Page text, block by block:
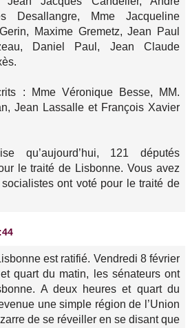
Desallangre, Mme Jacqueline
Maxime Gremetz, Jean Paul
Daniel Paul, Jean Claude
: Mme Véronique Besse, MM.
Jean Lassalle et François Xavier
qu’aujourd’hui, 121 députés
le traité de Lisbonne. Vous avez
ont voté pour le traité de
est ratifié. Vendredi 8 février
quart du matin, les sénateurs ont
A deux heures et quart du
une simple région de l’Union
de se réveiller en se disant que